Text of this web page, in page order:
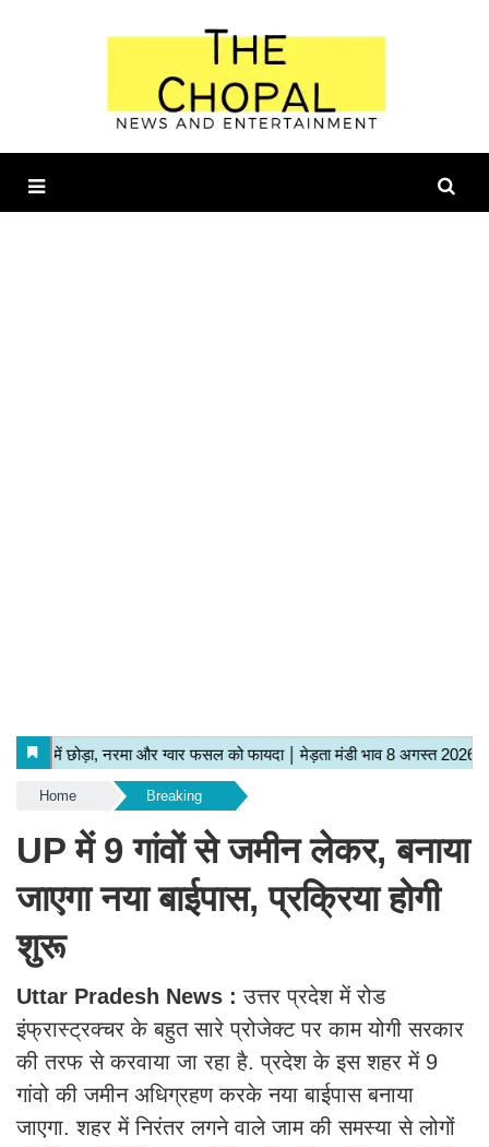
Home Breaking
UP में 9 गांवों से जमीन लेकर, बनाया
जाएगा नया बाईपास, प्रक्रिया होगी
शुरू
Uttar Pradesh News :उत्तर प्रदेश में रोड
इंफ्रास्ट्रक्चर के बहुत सारे प्रोजेक्ट पर काम योगी सरकार
की तरफ से करवाया जा रहा है. प्रदेश के इस शहर में 9
गांवो की जमीन अधिग्रहण करके नया बाईपास बनाया
जाएगा. शहर में निरंतर लगने वाले जाम की समस्या से लोगों